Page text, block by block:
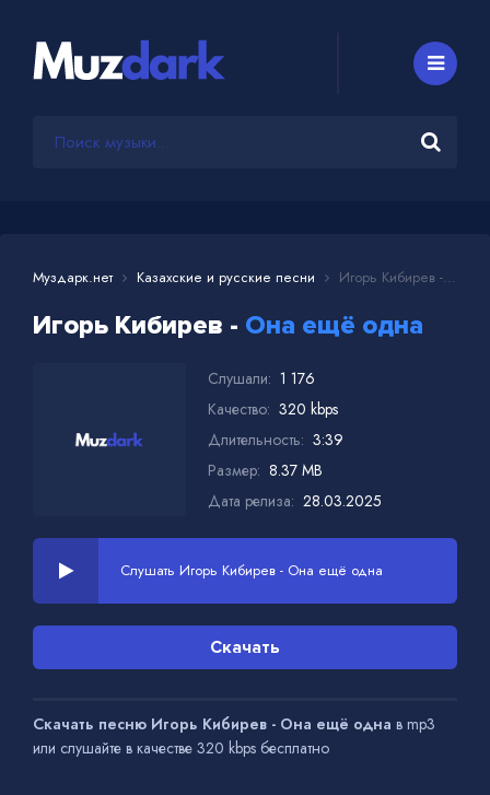
Муздарк.нет Казахские и русские песни Игорь Кибирев - Она ещё одна
Игорь Кибирев - Она ещё одна
Слушали: 1 176
Качество: 320 kbps
Длительность: 3:39
Размер: 8.37 MB
Дата релиза: 28.03.2025
Слушать Игорь Кибирев - Она ещё одна
Скачать
Скачать песню Игорь Кибирев - Она ещё одна в mp3
или слушайте в качестве 320 kbps бесплатно